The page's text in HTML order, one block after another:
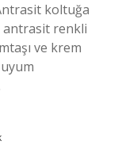
koltuğa
antrasit renkli
ve krem